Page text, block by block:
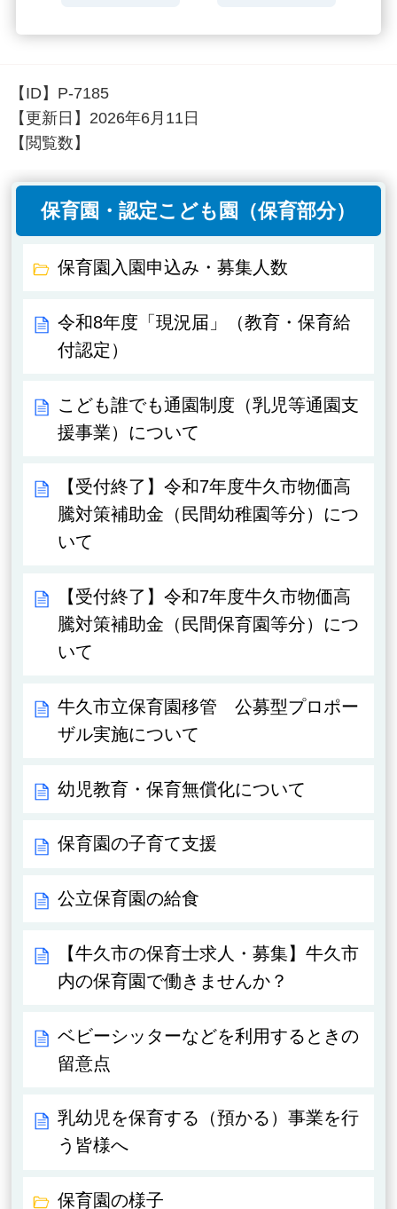
【ID】 P-7185
【更新日】 2026年6月11日
【閲覧数】
保育園・認定こども園（保育部分）
保育園入園申込み・募集人数
令和8年度「現況届」（教育・保育給
付認定）
こども誰でも通園制度（乳児等通園支
援事業）について
【受付終了】令和7年度牛久市物価高
騰対策補助金（民間幼稚園等分）につ
いて
【受付終了】令和7年度牛久市物価高
騰対策補助金（民間保育園等分）につ
いて
牛久市立保育園移管 公募型プロポー
ザル実施について
幼児教育・保育無償化について
保育園の子育て支援
公立保育園の給食
【牛久市の保育士求人・募集】牛久市
内の保育園で働きませんか？
ベビーシッターなどを利用するときの
留意点
乳幼児を保育する（預かる）事業を行
う皆様へ
保育園の様子